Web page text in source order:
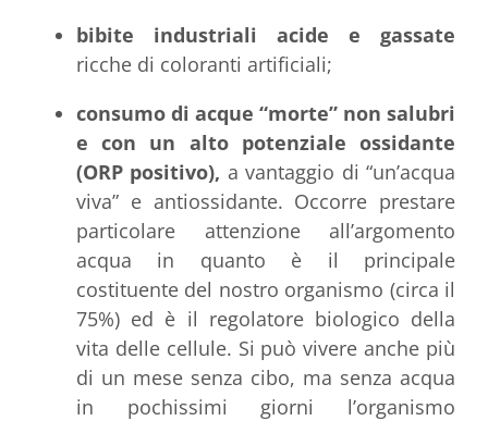
bibite industriali acide e gassate
ricche di coloranti artificiali;
consumo di acque “morte” non salubri
e con un alto potenziale ossidante
(ORP positivo), a vantaggio di “un’acqua
viva” e antiossidante. Occorre prestare
particolare attenzione all’argomento
acqua in quanto è il principale
costituente del nostro organismo (circa il
75%) ed è il regolatore biologico della
vita delle cellule. Si può vivere anche più
di un mese senza cibo, ma senza acqua
in pochissimi giorni l’organismo